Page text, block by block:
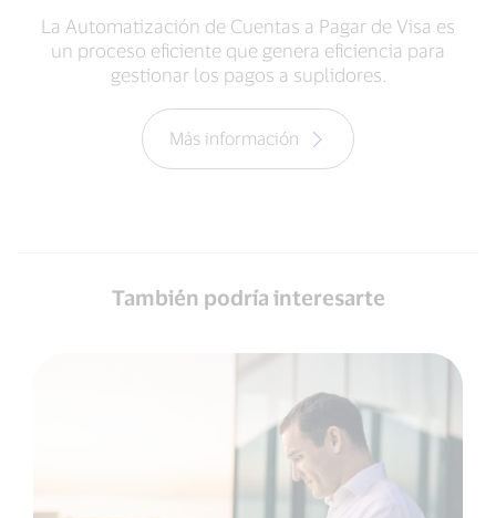
La Automatización de Cuentas a Pagar de Visa es
un proceso eficiente que genera eficiencia para
gestionar los pagos a suplidores.
Más información
También podría interesarte